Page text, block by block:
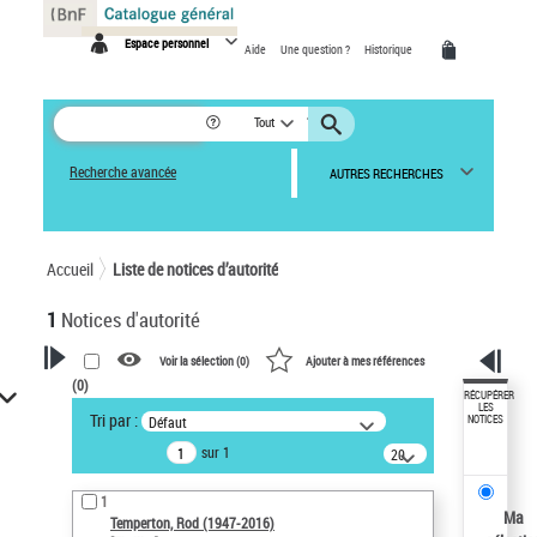
Espace personnel Aide Une question ? Historique
Tout
Recherche avancée AUTRES RECHERCHES
Accueil Liste de notices d’autorité
1 Notices d'autorité
VOTRE RECHERCHE
Recherche avancée dans les
notices d’autorité
Œuvres liées à l'auteur :
Temperton, Rod (1947-2016)
Voir la sélection (0) Ajouter à mes références
(0)
Tri par : Défaut
sur 1
20
résultats/page
1
Temperton, Rod (1947-2016)
RÉCUPÉRER
LES
NOTICES
Ma
Panneau de gestion des cookies